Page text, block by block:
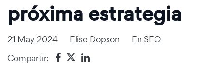
próxima estrategia
21 May 2024 Elise Dopson En SEO
Compartir: